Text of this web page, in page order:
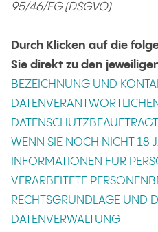
95/46/EG (DSGVO).
Durch Klicken auf die
Sie direkt zu den
BEZEICHNUNG UND
WENN SIE NOCH NICHT 18
INFORMATIONEN FÜR
VERARBEITETE
RECHTSGRUNDLAGE UND
DATENVERWALTUNG